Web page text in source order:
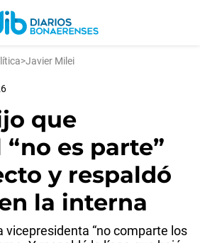
>Javier Milei
que
es parte”
y respaldó
la interna
vicepresidenta “no comparte los